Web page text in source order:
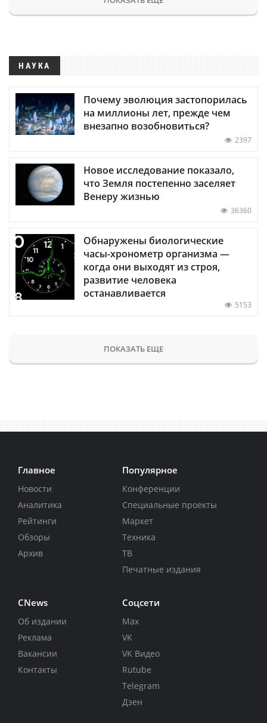
НАУКА
Почему эволюция застопорилась
на миллионы лет, прежде чем
внезапно возобновиться?
2397
Новое исследование показало,
что Земля постепенно заселяет
Венеру жизнью
36360
Обнаружены биологические
часы-хронометр организма —
когда они выходят из строя,
развитие человека
останавливается
5153
ПОКАЗАТЬ ЕЩЕ
Главное
Новости
Аналитика
Рейтинги
Обзоры
Архив
Популярное
Конференции
Специальные проекты
Маркет
Техника
ТВ
Печатные издания
CNews
Об издании
Реклама
Вакансии
Контакты
Соцсети
Max
VK
VK Видео
Rutube
Telegram
Дзен